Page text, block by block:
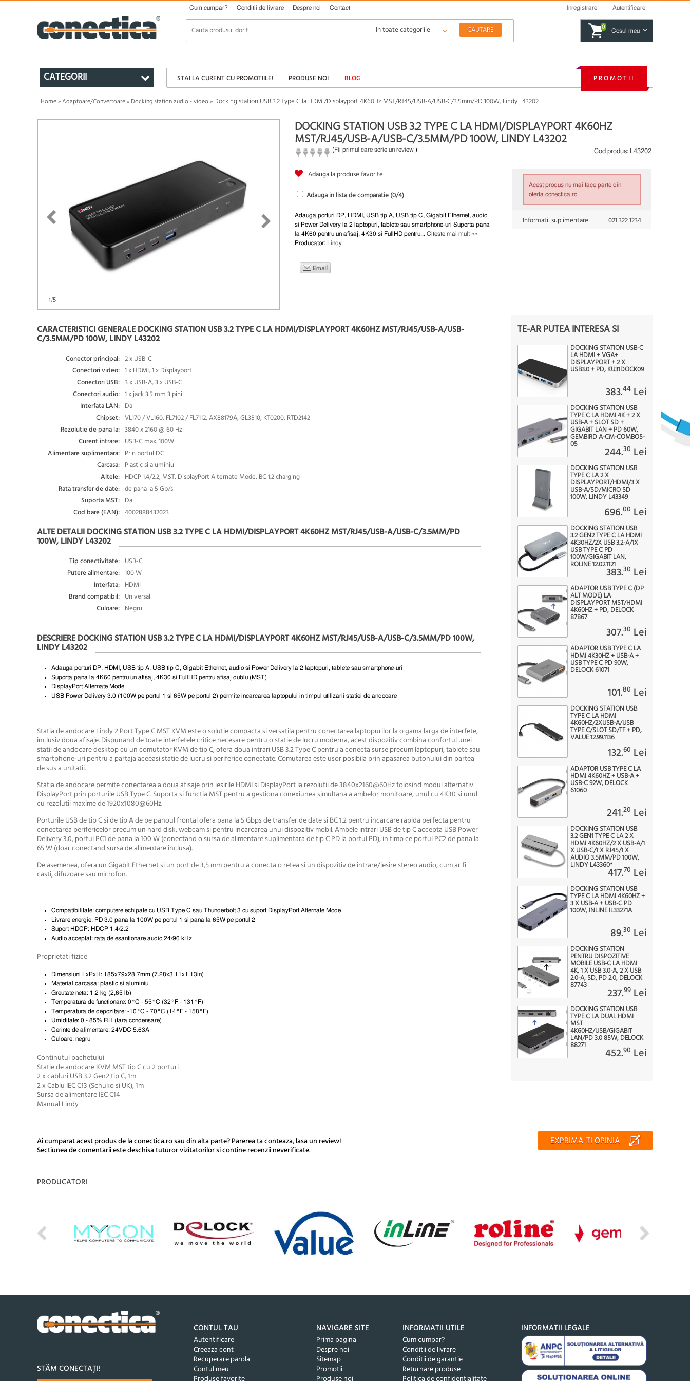
Cum cumpar? Conditii de livrare Despre noi Contact Inregistrare Autentificare
0
Cosul meu
CATEGORII STAI LA CURENT CU PROMOTIILE! PRODUSE NOI BLOG PROMOTII
Home»Adaptoare/Convertoare» Docking station audio - video » Docking station USB 3.2 Type C la HDMI/Displayport 4K60Hz MST/RJ45/USB-A/USB-C/3.5mm/PD 100W, Lindy L43202
1/5
DOCKING STATION USB 3.2 TYPE C LA HDMI/DISPLAYPORT 4K60HZ
MST/RJ45/USB-A/USB-C/3.5MM/PD 100W, LINDY L43202
(Fii primul care scrie un review ) Cod produs: L43202
Adauga la produse favorite
Adauga in lista de comparatie (0/4)
Adauga porturi DP, HDMI, USB tip A, USB tip C, Gigabit Ethernet, audio
si Power Delivery la 2 laptopuri, tablete sau smartphone-uri Suporta pana
la 4K60 pentru un afisaj, 4K30 si FullHD pentru... Citeste mai mult »»
Producator: Lindy
Acest produs nu mai face parte din
oferta conectica.ro
Informatii suplimentare 021 322 1234
CARACTERISTICI GENERALE DOCKING STATION USB 3.2 TYPE C LA HDMI/DISPLAYPORT 4K60HZ MST/RJ45/USB-A/USB-
C/3.5MM/PD 100W, LINDY L43202
Conector principal: 2 x USB-C
Conectori video: 1 x HDMI, 1 x Displayport
Conectori USB: 3 x USB-A, 3 x USB-C
Conectori audio: 1 x jack 3.5 mm 3 pini
Interfata LAN: Da
Chipset: VL170 / VL160, FL7102 / FL7112, AX88179A, GL3510, KT0200, RTD2142
Rezolutie de pana la: 3840 x 2160 @ 60 Hz
Curent intrare: USB-C max. 100W
Alimentare suplimentara: Prin portul DC
Carcasa: Plastic si aluminiu
Altele: HDCP 1.4/2.2, MST, DisplayPort Alternate Mode, BC 1.2 charging
Rata transfer de date: de pana la 5 Gb/s
Suporta MST: Da
Cod bare (EAN): 4002888432023
ALTE DETALII DOCKING STATION USB 3.2 TYPE C LA HDMI/DISPLAYPORT 4K60HZ MST/RJ45/USB-A/USB-C/3.5MM/PD
100W, LINDY L43202
Tip conectivitate: USB-C
Putere alimentare: 100 W
Interfata: HDMI
Brand compatibil: Universal
Culoare: Negru
DESCRIERE DOCKING STATION USB 3.2 TYPE C LA HDMI/DISPLAYPORT 4K60HZ MST/RJ45/USB-A/USB-C/3.5MM/PD 100W,
LINDY L43202
Adauga porturi DP, HDMI, USB tip A, USB tip C, Gigabit Ethernet, audio si Power Delivery la 2 laptopuri, tablete sau smartphone-uri
Suporta pana la 4K60 pentru un afisaj, 4K30 si FullHD pentru afisaj dublu (MST)
DisplayPort Alternate Mode
USB Power Delivery 3.0 (100W pe portul 1 si 65W pe portul 2) permite incarcarea laptopului in timpul utilizarii statiei de andocare
Statia de andocare Lindy 2 Port Type C MST KVM este o solutie compacta si versatila pentru conectarea laptopurilor la o gama larga de interfete,
inclusiv doua afisaje. Dispunand de toate interfetele critice necesare pentru o statie de lucru moderna, acest dispozitiv combina confortul unei
statii de andocare desktop cu un comutator KVM de tip C; ofera doua intrari USB 3.2 Type C pentru a conecta surse precum laptopuri, tablete sau
smartphone-uri pentru a partaja aceeasi statie de lucru si periferice conectate. Comutarea este usor posibila prin apasarea butonului din partea
de sus a unitatii.
Statia de andocare permite conectarea a doua afisaje prin iesirile HDMI si DisplayPort la rezolutii de 3840x2160@60Hz folosind modul alternativ
DisplayPort prin porturile USB Type C. Suporta si functia MST pentru a gestiona conexiunea simultana a ambelor monitoare, unul cu 4K30 si unul
cu rezolutii maxime de 1920x1080@60Hz.
Porturile USB de tip C si de tip A de pe panoul frontal ofera pana la 5 Gbps de transfer de date si BC 1.2 pentru incarcare rapida perfecta pentru
conectarea perifericelor precum un hard disk, webcam si pentru incarcarea unui dispozitiv mobil. Ambele intrari USB de tip C accepta USB Power
Delivery 3.0, portul PC1 de pana la 100 W (conectand o sursa de alimentare suplimentara de tip C PD la portul PD), in timp ce portul PC2 de pana la
65 W (doar conectand sursa de alimentare inclusa).
De asemenea, ofera un Gigabit Ethernet si un port de 3,5 mm pentru a conecta o retea si un dispozitiv de intrare/iesire stereo audio, cum ar fi
casti, difuzoare sau microfon.
Compatibilitate: computere echipate cu USB Type C sau Thunderbolt 3 cu suport DisplayPort Alternate Mode
Livrare energie: PD 3.0 pana la 100W pe portul 1 si pana la 65W pe portul 2
Suport HDCP: HDCP 1.4/2.2
Audio acceptat: rata de esantionare audio 24/96 kHz
Proprietati fizice
Dimensiuni LxPxH: 185x79x28.7mm (7.28x3.11x1.13in)
Material carcasa: plastic si aluminiu
Greutate neta: 1,2 kg (2,65 lb)
Temperatura de functionare: 0°C - 55°C (32°F - 131°F)
Temperatura de depozitare: -10°C - 70°C (14°F - 158°F)
Umiditate: 0 - 85% RH (fara condensare)
Cerinte de alimentare: 24VDC 5.63A
Culoare: negru
Continutul pachetului
Statie de andocare KVM MST tip C cu 2 porturi
2 x cabluri USB 3.2 Gen2 tip C, 1m
2 x Cablu IEC C13 (Schuko si UK), 1m
Sursa de alimentare IEC C14
Manual Lindy
TE-AR PUTEA INTERESA SI
DOCKING STATION USB-C
LA HDMI + VGA+
DISPLAYPORT + 2 X
USB3.0 + PD, KU31DOCK09
383.44 Lei
DOCKING STATION USB
TYPE C LA HDMI 4K + 2 X
USB-A + SLOT SD +
GIGABIT LAN + PD 60W,
GEMBIRD A-CM-COMBO5-
05
244.30 Lei
DOCKING STATION USB
TYPE C LA 2 X
DISPLAYPORT/HDMI/3 X
USB-A/SD/MICRO SD
100W, LINDY L43349
696.00 Lei
DOCKING STATION USB
3.2 GEN2 TYPE C LA HDMI
4K30HZ/2X USB 3.2-A/1X
USB TYPE C PD
100W/GIGABIT LAN,
ROLINE 12.02.1121
383.30 Lei
ADAPTOR USB TYPE C (DP
ALT MODE) LA
DISPLAYPORT MST/HDMI
4K60HZ + PD, DELOCK
87867
307.30 Lei
ADAPTOR USB TYPE C LA
HDMI 4K30HZ + USB-A +
USB TYPE C PD 90W,
DELOCK 61071
101.80 Lei
DOCKING STATION USB
TYPE C LA HDMI
4K60HZ/2XUSB-A/USB
TYPE C/SLOT SD/TF + PD,
VALUE 12.99.1136
132.60 Lei
ADAPTOR USB TYPE C LA
HDMI 4K60HZ + USB-A +
USB-C 92W, DELOCK
61060
241.20 Lei
DOCKING STATION USB
3.2 GEN1 TYPE C LA 2 X
HDMI 4K60HZ/2 X USB-A/1
X USB-C/1 X RJ45/1 X
AUDIO 3.5MM/PD 100W,
LINDY L43360*
417.70 Lei
DOCKING STATION USB
TYPE C LA HDMI 4K60HZ +
3 X USB-A + USB-C PD
100W, INLINE IL33271A
89.30 Lei
DOCKING STATION
PENTRU DISPOZITIVE
MOBILE USB-C LA HDMI
4K, 1 X USB 3.0-A, 2 X USB
2.0-A, SD, PD 2.0, DELOCK
87743
237.99 Lei
DOCKING STATION USB
TYPE C LA DUAL HDMI
MST
4K60HZ/USB/GIGABIT
LAN/PD 3.0 85W, DELOCK
88271
452.90 Lei
Ai cumparat acest produs de la conectica.ro sau din alta parte? Parerea ta conteaza, lasa un review!
Sectiunea de comentarii este deschisa tuturor vizitatorilor si contine recenzii neverificate.
EXPRIMA-TI OPINIA
PRODUCATORI
STĂM CONECTAȚI!
CONTUL TAU
Autentificare
Creeaza cont
Recuperare parola
Contul meu
NAVIGARE SITE
Prima pagina
Despre noi
Sitemap
Promotii
INFORMATII UTILE
Cum cumpar?
Conditii de livrare
Conditii de garantie
Returnare produse
INFORMATII LEGALE